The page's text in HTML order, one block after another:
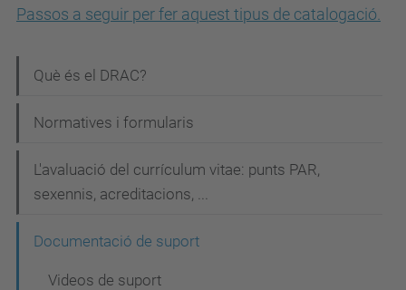
Passos a seguir per fer aquest tipus de catalogació.
a
v
a
Què és el DRAC?
Normatives i formularis
L'avaluació del currículum vitae: punts PAR,
sexennis, acreditacions, ...
Documentació de suport
Videos de suport